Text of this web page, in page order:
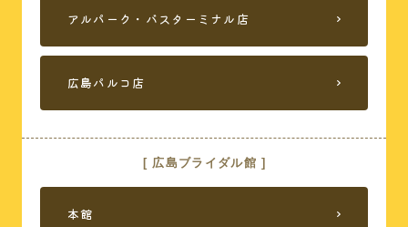
アルパーク・バスターミナル店
広島パルコ店
[ 広島ブライダル館 ]
本館